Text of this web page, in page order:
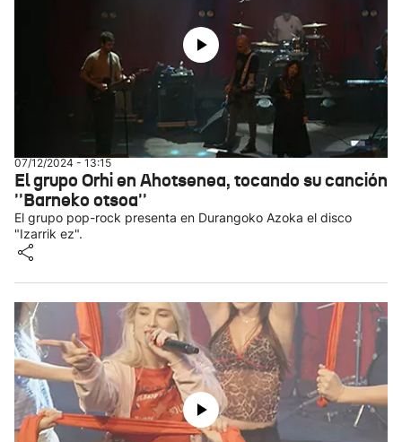
07/12/2024 - 13:15
El grupo Orhi en Ahotsenea, tocando su canción
''Barneko otsoa''
El grupo pop-rock presenta en Durangoko Azoka el disco
"Izarrik ez".